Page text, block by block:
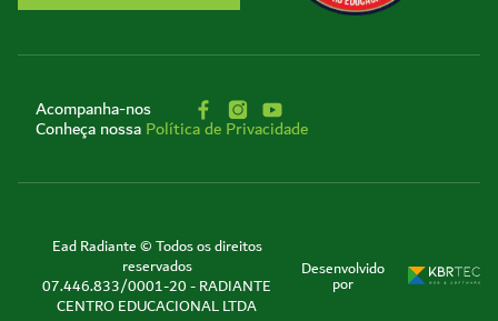
Acompanha-nos
Conheça nossaPolítica de Privacidade
Ead Radiante © Todos os direitos
reservados
07.446.833/0001-20 - RADIANTE
CENTRO EDUCACIONAL LTDA
Desenvolvido
por